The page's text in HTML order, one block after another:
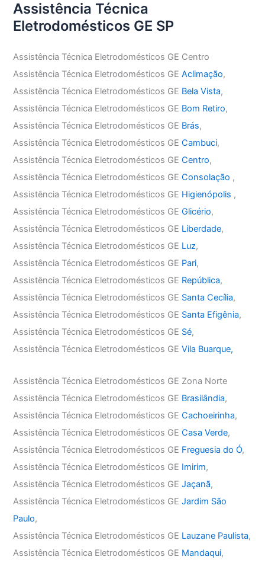
Assistência Técnica
Eletrodomésticos GE SP
Assistência Técnica Eletrodomésticos GE Centro
Assistência Técnica Eletrodomésticos GEAclimação,
Assistência Técnica Eletrodomésticos GE Bela Vista,
Assistência Técnica Eletrodomésticos GE Bom Retiro,
Assistência Técnica Eletrodomésticos GE Brás,
Assistência Técnica Eletrodomésticos GECambuci,
Assistência Técnica Eletrodomésticos GECentro,
Assistência Técnica Eletrodomésticos GEConsolação ,
Assistência Técnica Eletrodomésticos GE Higienópolis ,
Assistência Técnica Eletrodomésticos GEGlicério,
Assistência Técnica Eletrodomésticos GE Liberdade,
Assistência Técnica Eletrodomésticos GE Luz,
Assistência Técnica Eletrodomésticos GE Pari,
Assistência Técnica Eletrodomésticos GE República,
Assistência Técnica Eletrodomésticos GE Santa Cecília,
Assistência Técnica Eletrodomésticos GE Santa Efigênia,
Assistência Técnica Eletrodomésticos GE Sé,
Assistência Técnica Eletrodomésticos GEVila Buarque,
Assistência Técnica Eletrodomésticos GE Zona Norte
Assistência Técnica Eletrodomésticos GE Brasilândia,
Assistência Técnica Eletrodomésticos GECachoeirinha,
Assistência Técnica Eletrodomésticos GECasa Verde,
Assistência Técnica Eletrodomésticos GE Freguesia do Ó,
Assistência Técnica Eletrodomésticos GE Imirim,
Assistência Técnica Eletrodomésticos GEJaçanã,
Assistência Técnica Eletrodomésticos GEJardim São
Paulo,
Assistência Técnica Eletrodomésticos GE Lauzane Paulista,
Assistência Técnica Eletrodomésticos GE Mandaqui,